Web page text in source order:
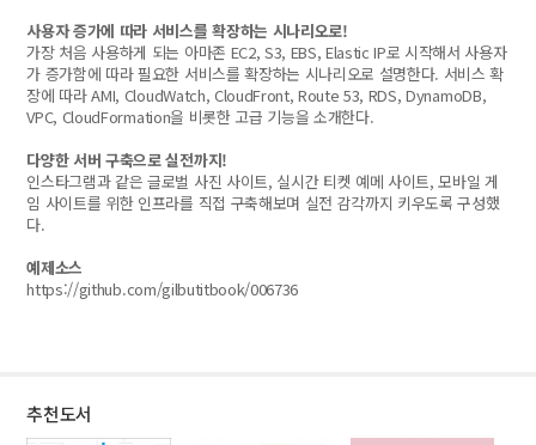
사용자 증가에 따라 서비스를 확장하는 시나리오로!
가장 처음 사용하게 되는 아마존 EC2, S3, EBS, Elastic IP로 시작해서 사용자
가 증가함에 따라 필요한 서비스를 확장하는 시나리오로 설명한다. 서비스 확
장에 따라 AMI, CloudWatch, CloudFront, Route 53, RDS, DynamoDB,
VPC, CloudFormation을 비롯한 고급 기능을 소개한다.
다양한 서버 구축으로 실전까지!
인스타그램과 같은 글로벌 사진 사이트, 실시간 티켓 예메 사이트, 모바일 게
임 사이트를 위한 인프라를 직접 구축해보며 실전 감각까지 키우도록 구성했
다.
예제소스
https://github.com/gilbutitbook/006736
추천도서